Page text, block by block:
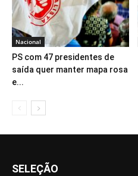
Nacional
PS com 47 presidentes de
saída quer manter mapa rosa
e...
SELEÇÃO